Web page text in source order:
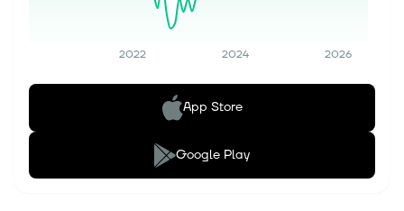
2022 2024 2026
App Store
Google Play